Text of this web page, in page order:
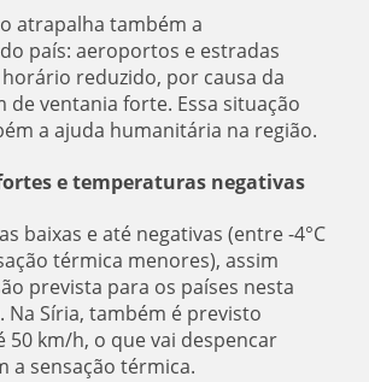
atrapalha também a
país: aeroportos e estradas
reduzido, por causa da
de ventania forte. Essa situação
a ajuda humanitária na região.
etemperaturas negativas
baixas e até negativas (entre -4°C
térmica menores), assim
prevista para os países nesta
Na Síria, também é previsto
50 km/h, o que vai despencar
a sensação térmica.